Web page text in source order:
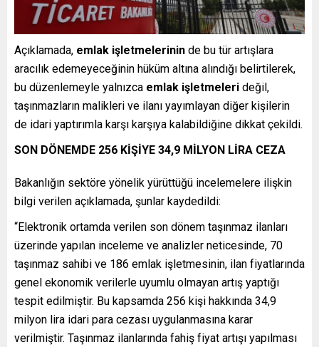
Açıklamada, emlak işletmelerinin de bu tür artışlara
aracılık edemeyeceğinin hüküm altına alındığı belirtilerek,
bu düzenlemeyle yalnızca emlak işletmeleri değil,
taşınmazların malikleri ve ilanı yayımlayan diğer kişilerin
de idari yaptırımla karşı karşıya kalabildiğine dikkat çekildi.
SON DÖNEMDE 256 KİŞİYE 34,9 MİLYON LİRA CEZA
Bakanlığın sektöre yönelik yürüttüğü incelemelere ilişkin
bilgi verilen açıklamada, şunlar kaydedildi:
“Elektronik ortamda verilen son dönem taşınmaz ilanları
üzerinde yapılan inceleme ve analizler neticesinde, 70
taşınmaz sahibi ve 186 emlak işletmesinin, ilan fiyatlarında
genel ekonomik verilerle uyumlu olmayan artış yaptığı
tespit edilmiştir. Bu kapsamda 256 kişi hakkında 34,9
milyon lira idari para cezası uygulanmasına karar
verilmiştir. Taşınmaz ilanlarında fahiş fiyat artışı yapılması